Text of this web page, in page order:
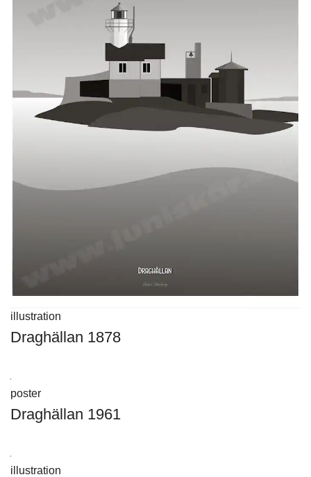
illustration
Draghällan 1878
poster
Draghällan 1961
illustration